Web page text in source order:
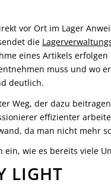
vor Ort im Lager
die
eines Artikels
muss und
deutlich.
Weg, der dazu
effizienter
da man nicht mehr
ein, wie es bereits
LIGHT